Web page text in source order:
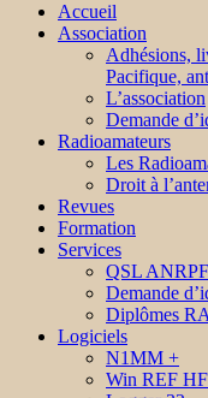
Accueil
Association
Adhésions,
Pacifique,
L’association
Demande
Radioamateurs
Les
Droit à
Revues
Formation
Services
QSL
Demande
Diplômes
Logiciels
N1MM +
Win REF